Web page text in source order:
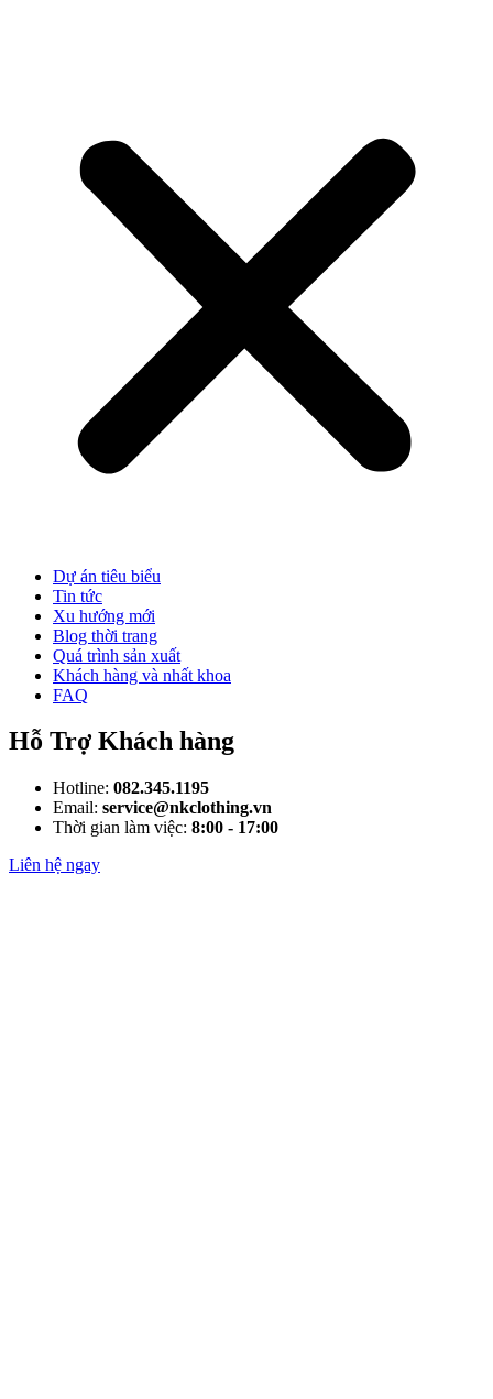
Dự án tiêu biểu
Tin tức
Xu hướng mới
Blog thời trang
Quá trình sản xuất
Khách hàng và nhất khoa
FAQ
Hỗ Trợ Khách hàng
Hotline: 082.345.1195
Email: service@nkclothing.vn
Thời gian làm việc: 8:00 - 17:00
Liên hệ ngay